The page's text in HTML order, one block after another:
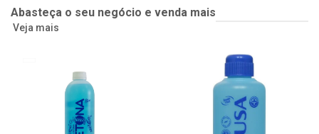
Abasteça o seu negócio e venda mais
Veja mais